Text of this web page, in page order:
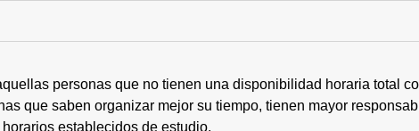
personas que no tienen una disponibilidad horaria total
que saben organizar mejor su tiempo, tienen mayor
establecidos de estudio.